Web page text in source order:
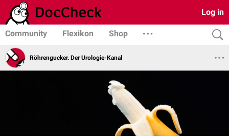
Log in
Community Flexikon Shop
Röhrengucker. Der Urologie-Kanal